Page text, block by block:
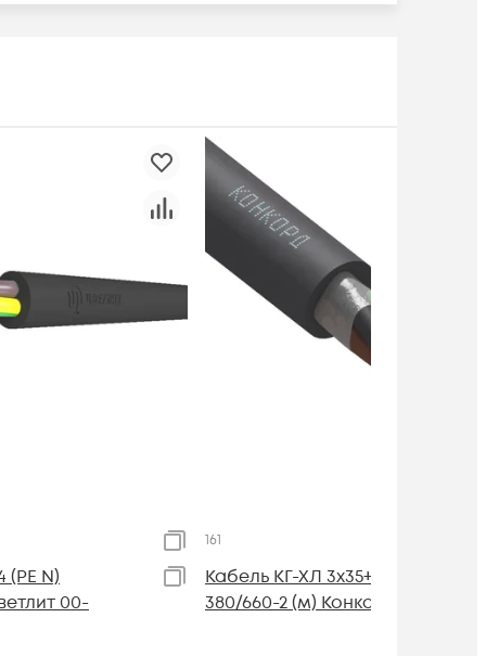
(PE N)
00-
161
Кабель КГ-ХЛ 3х35+1х10 (PE)
380/660-2 (м) Конкорд 161